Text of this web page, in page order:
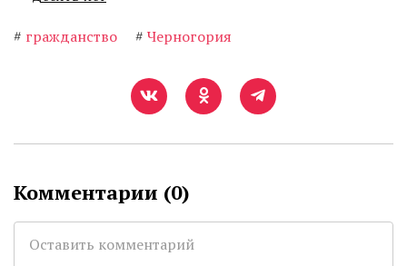
# гражданство # Черногория
Комментарии (0)